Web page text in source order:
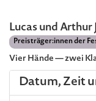
Lucas und Arthur
Preisträger:innen der
Vier Hände — zwei
Datum, Zeit